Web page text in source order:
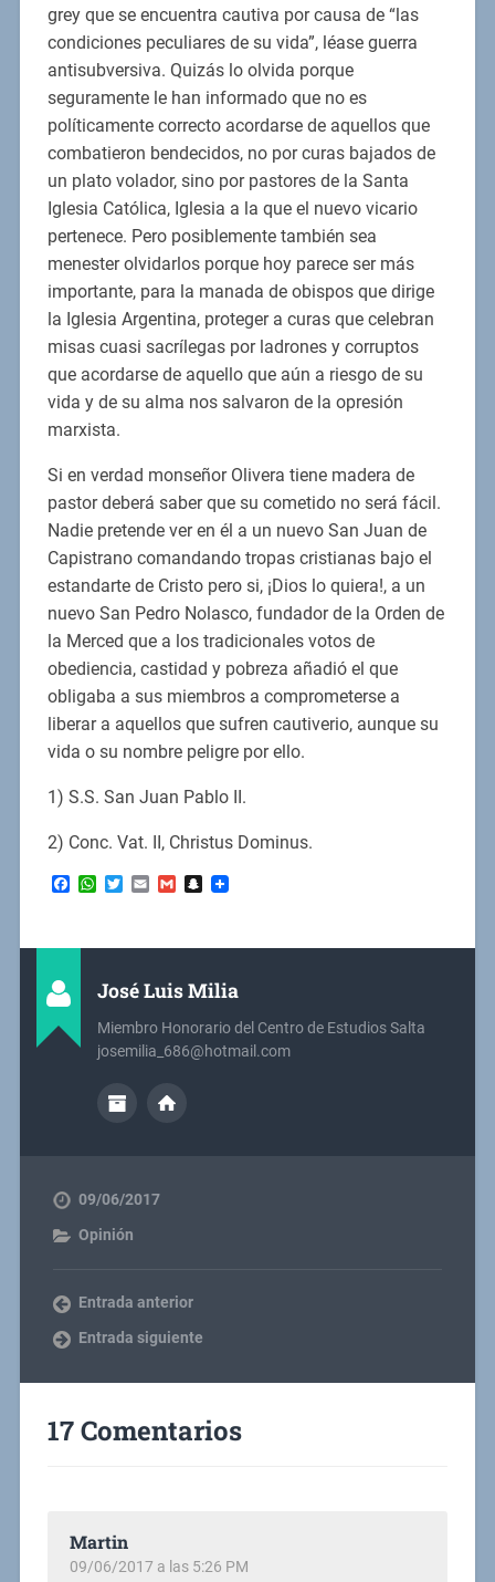
grey que se encuentra cautiva por causa de “las
condiciones peculiares de su vida”, léase guerra
antisubversiva. Quizás lo olvida porque
seguramente le han informado que no es
políticamente correcto acordarse de aquellos que
combatieron bendecidos, no por curas bajados de
un plato volador, sino por pastores de la Santa
Iglesia Católica, Iglesia a la que el nuevo vicario
pertenece. Pero posiblemente también sea
menester olvidarlos porque hoy parece ser más
importante, para la manada de obispos que dirige
la Iglesia Argentina, proteger a curas que celebran
misas cuasi sacrílegas por ladrones y corruptos
que acordarse de aquello que aún a riesgo de su
vida y de su alma nos salvaron de la opresión
marxista.
Si en verdad monseñor Olivera tiene madera de
pastor deberá saber que su cometido no será fácil.
Nadie pretende ver en él a un nuevo San Juan de
Capistrano comandando tropas cristianas bajo el
estandarte de Cristo pero si, ¡Dios lo quiera!, a un
nuevo San Pedro Nolasco, fundador de la Orden de
la Merced que a los tradicionales votos de
obediencia, castidad y pobreza añadió el que
obligaba a sus miembros a comprometerse a
liberar a aquellos que sufren cautiverio, aunque su
vida o su nombre peligre por ello.
1) S.S. San Juan Pablo II.
2) Conc. Vat. II, Christus Dominus.
Facebook
WhatsApp
Twitter
EmailGmailSnapchat
José Luis Milia
Miembro Honorario del Centro de Estudios Salta
josemilia_686@hotmail.com
09/06/2017
Opinión
Entrada anterior
Entrada siguiente
17 Comentarios
Martin
09/06/2017 a las 5:26 PM